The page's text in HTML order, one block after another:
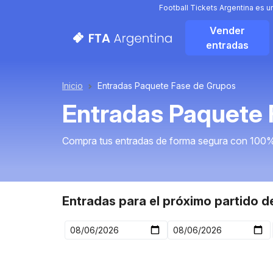
Football Tickets Argentina es
Vender
entradas
Inicio Entradas Paquete Fase de Grupos
Entradas Paquete
Compra tus entradas de forma segura con
Entradas para el próximo partido